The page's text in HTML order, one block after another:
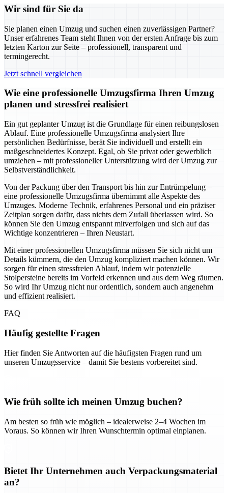
Wir sind für Sie da
Sie planen einen Umzug und suchen einen zuverlässigen Partner?
Unser erfahrenes Team steht Ihnen von der ersten Anfrage bis zum
letzten Karton zur Seite – professionell, transparent und
termingerecht.
Jetzt schnell vergleichen
Wie eine professionelle Umzugsfirma Ihren Umzug
planen und stressfrei realisiert
Ein gut geplanter Umzug ist die Grundlage für einen reibungslosen
Ablauf. Eine professionelle Umzugsfirma analysiert Ihre
persönlichen Bedürfnisse, berät Sie individuell und erstellt ein
maßgeschneidertes Konzept. Egal, ob Sie privat oder gewerblich
umziehen – mit professioneller Unterstützung wird der Umzug zur
Selbstverständlichkeit.
Von der Packung über den Transport bis hin zur Entrümpelung –
eine professionelle Umzugsfirma übernimmt alle Aspekte des
Umzuges. Moderne Technik, erfahrenes Personal und ein präziser
Zeitplan sorgen dafür, dass nichts dem Zufall überlassen wird. So
können Sie den Umzug entspannt mitverfolgen und sich auf das
Wichtige konzentrieren – Ihren Neustart.
Mit einer professionellen Umzugsfirma müssen Sie sich nicht um
Details kümmern, die den Umzug kompliziert machen können. Wir
sorgen für einen stressfreien Ablauf, indem wir potenzielle
Stolpersteine bereits im Vorfeld erkennen und aus dem Weg räumen.
So wird Ihr Umzug nicht nur ordentlich, sondern auch angenehm
und effizient realisiert.
FAQ
Häufig gestellte Fragen
Hier finden Sie Antworten auf die häufigsten Fragen rund um
unseren Umzugsservice – damit Sie bestens vorbereitet sind.
Wie früh sollte ich meinen Umzug buchen?
Am besten so früh wie möglich – idealerweise 2–4 Wochen im
Voraus. So können wir Ihren Wunschtermin optimal einplanen.
Bietet Ihr Unternehmen auch Verpackungsmaterial
an?